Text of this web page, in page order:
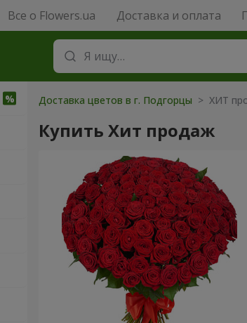
Все о Flowers.ua Доставка и оплата
Доставка цветов в г. Подгорцы > ХИТ
Купить Хит продаж